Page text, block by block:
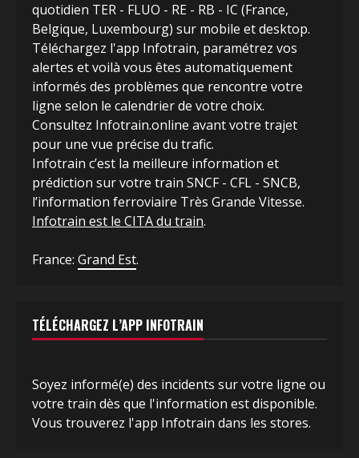
quotidien TER - FLUO - RE - RB - IC (France,
Belgique, Luxembourg) sur mobile et desktop.
Téléchargez l'app Infotrain, paramétrez vos
alertes et voilà vous êtes automatiquement
informés des problèmes que rencontre votre
ligne selon le calendrier de votre choix.
Consultez Infotrain.online avant votre trajet
pour une vue précise du trafic.
Infotrain c’est la meilleure information et
prédiction sur votre train SNCF - CFL - SNCB,
l’information ferroviaire Très Grande Vitesse.
Infotrain est le CITA du train.
France: Grand Est.
TÉLÉCHARGEZ L’APP INFOTRAIN
Soyez informé(e) des incidents sur votre ligne ou
votre train dès que l'information est disponible.
Vous trouverez l'app Infotrain dans les stores.